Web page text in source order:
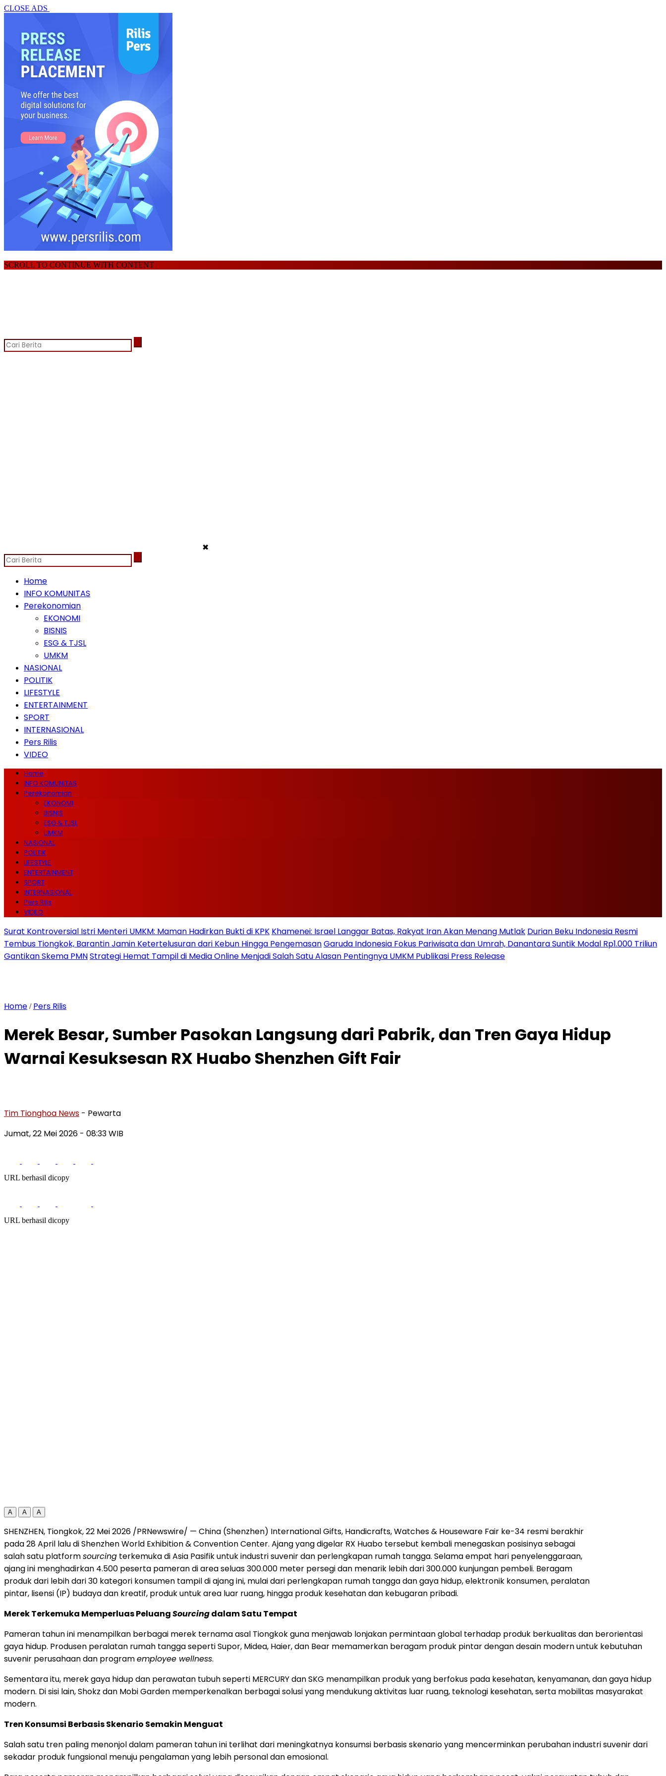
CLOSE ADS
SCROLL TO CONTINUE WITH CONTENT
✖
Home
INFO KOMUNITAS
Perekonomian
EKONOMI
BISNIS
ESG & TJSL
UMKM
NASIONAL
POLITIK
LIFESTYLE
ENTERTAINMENT
SPORT
INTERNASIONAL
Pers Rilis
VIDEO
Home
INFO KOMUNITAS
Perekonomian
EKONOMI
BISNIS
ESG & TJSL
UMKM
NASIONAL
POLITIK
LIFESTYLE
ENTERTAINMENT
SPORT
INTERNASIONAL
Pers Rilis
VIDEO
Surat Kontroversial Istri Menteri UMKM: Maman Hadirkan Bukti di KPK Khamenei: Israel Langgar Batas, Rakyat Iran Akan Menang Mutlak Durian Beku Indonesia Resmi
Tembus Tiongkok, Barantin Jamin Ketertelusuran dari Kebun Hingga PengemasanGaruda Indonesia Fokus Pariwisata dan Umrah, Danantara Suntik Modal Rp1.000 Triliun
Gantikan Skema PMNStrategi Hemat Tampil di Media Online Menjadi Salah Satu Alasan Pentingnya UMKM Publikasi Press Release
Home / Pers Rilis
Merek Besar, Sumber Pasokan Langsung dari Pabrik, dan Tren Gaya Hidup
Warnai Kesuksesan RX Huabo Shenzhen Gift Fair
Tim Tionghoa News - Pewarta
Jumat, 22 Mei 2026 - 08:33 WIB
URL berhasil dicopy
URL berhasil dicopy
A A A
SHENZHEN, Tiongkok, 22 Mei 2026 /PRNewswire/ — China (Shenzhen) International Gifts, Handicrafts, Watches & Houseware Fair ke-34 resmi berakhir
pada 28 April lalu di Shenzhen World Exhibition & Convention Center. Ajang yang digelar RX Huabo tersebut kembali menegaskan posisinya sebagai
salah satu platformsourcing terkemuka di Asia Pasifik untuk industri suvenir dan perlengkapan rumah tangga. Selama empat hari penyelenggaraan,
ajang ini menghadirkan 4.500 peserta pameran di area seluas 300.000 meter persegi dan menarik lebih dari 300.000 kunjungan pembeli. Beragam
produk dari lebih dari 30 kategori konsumen tampil di ajang ini, mulai dari perlengkapan rumah tangga dan gaya hidup, elektronik konsumen, peralatan
pintar, lisensi (IP) budaya dan kreatif, produk untuk area luar ruang, hingga produk kesehatan dan kebugaran pribadi.
Merek Terkemuka Memperluas PeluangSourcingdalam Satu Tempat
Pameran tahun ini menampilkan berbagai merek ternama asal Tiongkok guna menjawab lonjakan permintaan global terhadap produk berkualitas dan berorientasi
gaya hidup. Produsen peralatan rumah tangga seperti Supor, Midea, Haier, dan Bear memamerkan beragam produk pintar dengan desain modern untuk kebutuhan
suvenir perusahaan dan programemployee wellness.
Sementara itu, merek gaya hidup dan perawatan tubuh seperti MERCURY dan SKG menampilkan produk yang berfokus pada kesehatan, kenyamanan, dan gaya hidup
modern. Di sisi lain, Shokz dan Mobi Garden memperkenalkan berbagai solusi yang mendukung aktivitas luar ruang, teknologi kesehatan, serta mobilitas masyarakat
modern.
Tren Konsumsi Berbasis Skenario Semakin Menguat
Salah satu tren paling menonjol dalam pameran tahun ini terlihat dari meningkatnya konsumsi berbasis skenario yang mencerminkan perubahan industri suvenir dari
sekadar produk fungsional menuju pengalaman yang lebih personal dan emosional.